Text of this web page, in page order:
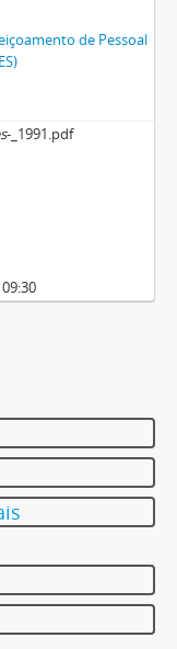
de Pessoal
-_1991.pdf